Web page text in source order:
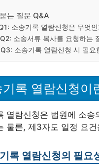
는 질문 Q&A
소송기록 열람신청은 무엇
Q2: 소송서류 복사를 요청하는
Q3: 소송기록 열람신청 시 필요
기록 열람신청이
열람신청은 법원에 소
물론, 제3자도 일정 요
록 열람신청의 필요